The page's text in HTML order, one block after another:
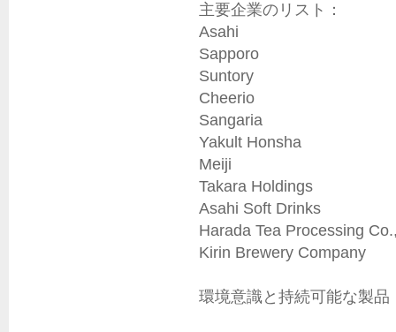
主要企業のリスト：
Asahi
Sapporo
Suntory
Cheerio
Sangaria
Yakult Honsha
Meiji
Takara Holdings
Asahi Soft Drinks
Harada Tea Processing
Kirin Brewery Company
環境意識と持続可能な製品